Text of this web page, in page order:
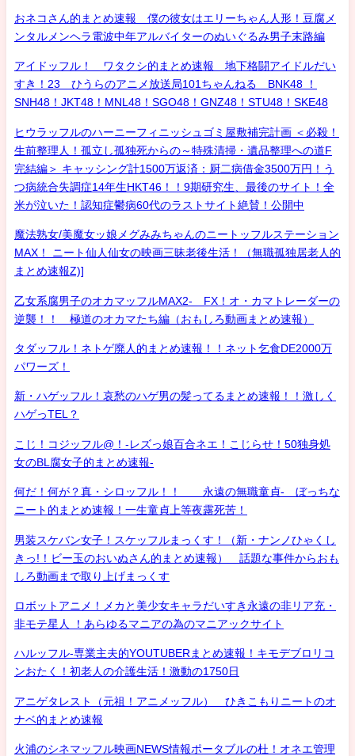
おネコさん的まとめ速報 僕の彼女はエリーちゃん人形！豆腐メ
ンタルメンヘラ電波中年アルバイターのぬいぐるみ男子末路編
アイドッフル！ ワタクシ的まとめ速報 地下格闘アイドルだい
すき！23 ひうらのアニメ放送局101ちゃんねる BNK48 ！
SNH48！JKT48！MNL48！SGO48！GNZ48！STU48！SKE48
ヒウラッフルのハーニーフィニッシュゴミ屋敷補完計画 ＜必殺！
生前整理人！孤立し孤独死からの～特殊清掃・遺品整理への道F
完結編＞ キャッシング計1500万返済：厨二病借金3500万円！う
つ病統合失調症14年生HKT46！！9期研究生、最後のサイト！全
米が泣いた！認知症鬱病60代のラストサイト絶賛！公開中
魔法熟女/美魔女ッ娘メグみみちゃんのニートッフルステーション
MAX！ ニート仙人仙女の映画三昧老後生活！（無職孤独居老人的
まとめ速報Z)]
乙女系腐男子のオカマッフルMAX2- FX！オ・カマトレーダーの
逆襲！！ 極道のオカマたち編（おもしろ動画まとめ速報）
タダッフル！ネトゲ廃人的まとめ速報！！ネット乞食DE2000万
パワーズ！
新・ハゲッフル！哀愁のハゲ男の髪ってるまとめ速報！！激しく
ハゲっTEL？
こじ！コジッフル@！-レズっ娘百合ネエ！こじらせ！50独身処
女のBL腐女子的まとめ速報-
何だ！何が？真・シロッフル！！ 永遠の無職童貞- ぼっちな
ニート的まとめ速報！一生童貞上等夜露死苦！
男装スケバン女子！スケッフルまっくす！（新・ナンノひゃくし
きっ!！ビー玉のおいぬさん的まとめ速報） 話題な事件からおも
しろ動画まで取り上げまっくす
ロボットアニメ！メカと美少女キャラだいすき永遠の非リア充・
非モテ星人 ！あらゆるマニアの為のマニアックサイト
ハルッフル-専業主夫的YOUTUBERまとめ速報！キモデブロリコ
ンおたく！初老人の介護生活！激動の1750日
アニゲタレスト（元祖！アニメッフル） ひきこもりニートのオ
ナベ的まとめ速報
火浦のシネマッフル映画NEWS情報ポータブルの杜！オネエ管理